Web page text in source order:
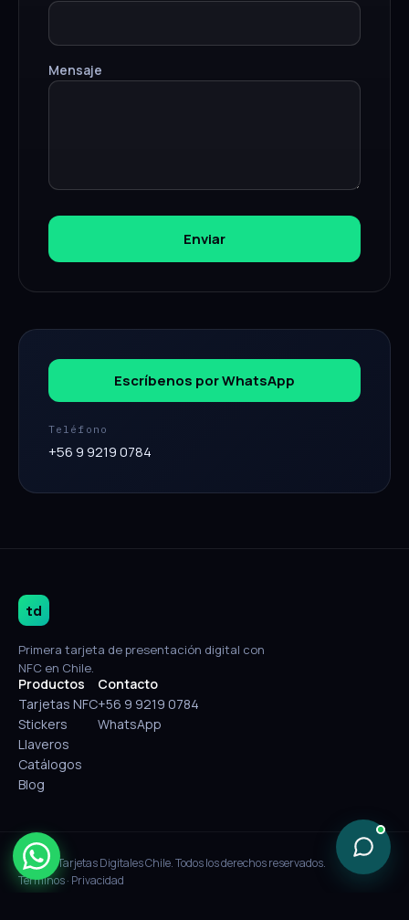
Mensaje
Enviar
Escríbenos por WhatsApp
Teléfono
+56 9 9219 0784
td
Primera tarjeta de presentación digital con
NFC en Chile.
Productos
Tarjetas NFC
Stickers
Llaveros
Catálogos
Blog
Contacto
+56 9 9219 0784
WhatsApp
© 2026 Tarjetas Digitales Chile. Todos los derechos reservados.
Términos· Privacidad